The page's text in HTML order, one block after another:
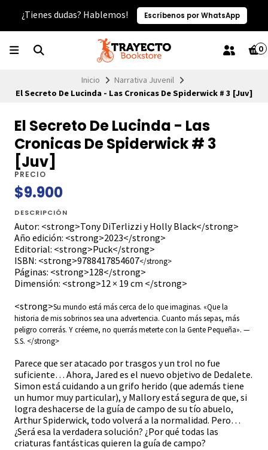
¿Tienes dudas? Hablemos! Escríbenos por WhatsApp
0
Inicio
Narrativa Juvenil
El Secreto De Lucinda - Las Cronicas De Spiderwick # 3 [Juv]
El Secreto De Lucinda - Las
Cronicas De Spiderwick # 3
[Juv]
PRECIO
$9.900
DESCRIPCIÓN
Autor: <strong>Tony DiTerlizzi y Holly Black</strong>
Año edición: <strong>2023</strong>
Editorial: <strong>Puck</strong>
ISBN: <strong>9788417854607</strong>
Páginas: <strong>128</strong>
Dimensión: <strong>12 × 19 cm </strong>
<strong>Su mundo está más cerca de lo que imaginas. «Que la
historia de mis sobrinos sea una advertencia. Cuanto más sepas, más
peligro correrás. Y créeme, no querrás meterte con la Gente Pequeña». —
S.S. </strong>
Parece que ser atacado por trasgos y un trol no fue
suficiente… Ahora, Jared es el nuevo objetivo de Dedalete.
Simon está cuidando a un grifo herido (que además tiene
un humor muy particular), y Mallory está segura de que, si
logra deshacerse de la guía de campo de su tío abuelo,
Arthur Spiderwick, todo volverá a la normalidad. Pero…
¿Será esa la verdadera solución? ¿Por qué todas las
criaturas fantásticas quieren la guía de campo?